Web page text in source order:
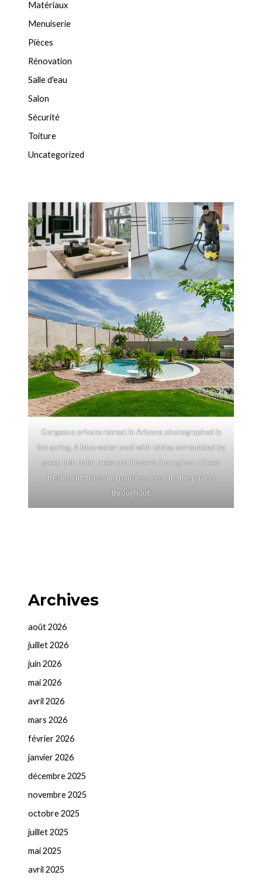
Matériaux
Menuiserie
Pièces
Rénovation
Salle d'eau
Salon
Sécurité
Toiture
Uncategorized
Gorgeous private retreat in Arizona photographed in
the spring. A blue water pool with tables surrounded by
green lush palm trees and flowers thorughout. Green
freshly cut grass and pansies decorate the pavers
throughout.
Archives
août 2026
juillet 2026
juin 2026
mai 2026
avril 2026
mars 2026
février 2026
janvier 2026
décembre 2025
novembre 2025
octobre 2025
juillet 2025
mai 2025
avril 2025